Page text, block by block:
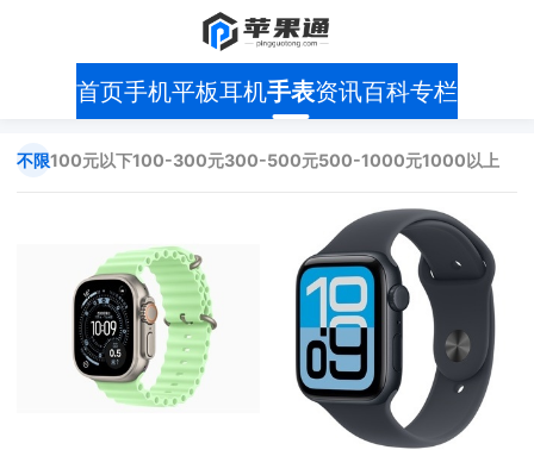
首页手机平板耳机手表资讯百科专栏
不限100元以下100-300元300-500元500-1000元1000以上